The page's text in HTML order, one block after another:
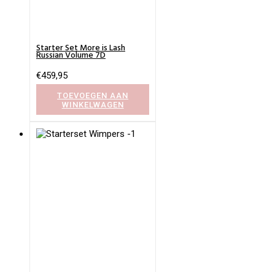
Starter Set More is Lash
Russian Volume 7D
€459,95
TOEVOEGEN AAN
WINKELWAGEN